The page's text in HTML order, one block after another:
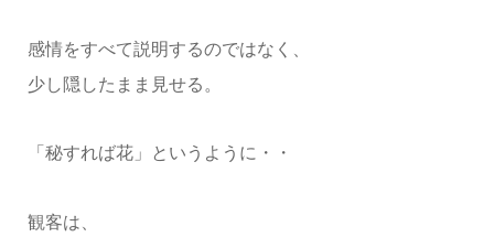
感情をすべて説明するのではなく、
少し隠したまま見せる。
「秘すれば花」というように・・
観客は、